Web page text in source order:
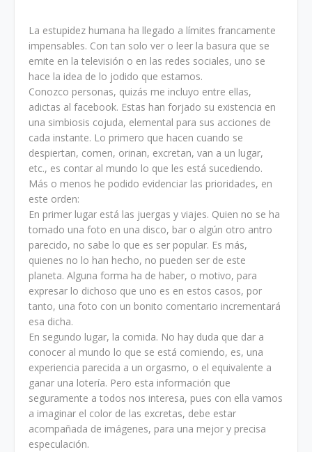
La estupidez humana ha llegado a límites francamente
impensables. Con tan solo ver o leer la basura que se
emite en la televisión o en las redes sociales, uno se
hace la idea de lo jodido que estamos.
Conozco personas, quizás me incluyo entre ellas,
adictas al facebook. Estas han forjado su existencia en
una simbiosis cojuda, elemental para sus acciones de
cada instante. Lo primero que hacen cuando se
despiertan, comen, orinan, excretan, van a un lugar,
etc., es contar al mundo lo que les está sucediendo.
Más o menos he podido evidenciar las prioridades, en
este orden:
En primer lugar está las juergas y viajes. Quien no se ha
tomado una foto en una disco, bar o algún otro antro
parecido, no sabe lo que es ser popular. Es más,
quienes no lo han hecho, no pueden ser de este
planeta. Alguna forma ha de haber, o motivo, para
expresar lo dichoso que uno es en estos casos, por
tanto, una foto con un bonito comentario incrementará
esa dicha.
En segundo lugar, la comida. No hay duda que dar a
conocer al mundo lo que se está comiendo, es, una
experiencia parecida a un orgasmo, o el equivalente a
ganar una lotería. Pero esta información que
seguramente a todos nos interesa, pues con ella vamos
a imaginar el color de las excretas, debe estar
acompañada de imágenes, para una mejor y precisa
especulación.